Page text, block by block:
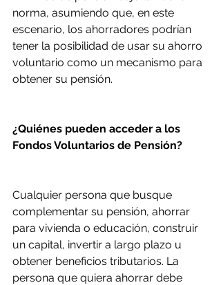
norma, asumiendo que, en este
escenario, los ahorradores podrían
tener la posibilidad de usar su ahorro
voluntario como un mecanismo para
obtener su pensión.
¿Quiénes pueden acceder a los
Fondos Voluntarios de Pensión?
Cualquier persona que busque
complementar su pensión, ahorrar
para vivienda o educación, construir
un capital, invertir a largo plazo u
obtener beneficios tributarios. La
persona que quiera ahorrar debe